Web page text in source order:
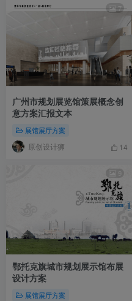
7
广州市规划展览馆策展概念创
意方案汇报文本
展馆展厅方案
原创设计狮 14
鄂托克旗城市规划展示馆布展
设计方案
展馆展厅方案